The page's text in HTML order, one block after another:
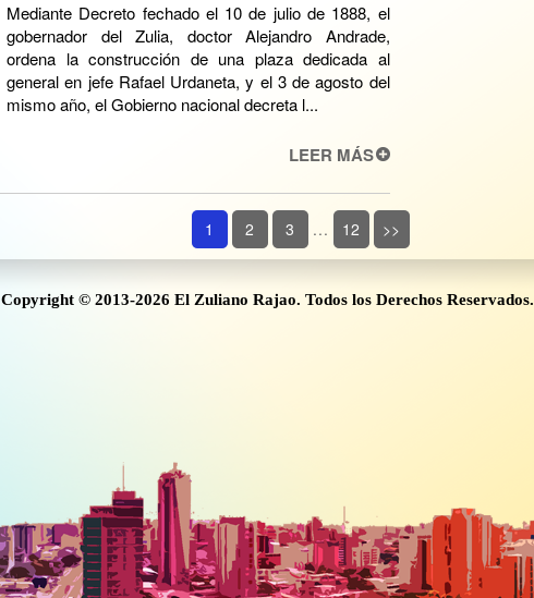
Mediante Decreto fechado el 10 de julio de 1888, el
gobernador del Zulia, doctor Alejandro Andrade,
ordena la construcción de una plaza dedicada al
general en jefe Rafael Urdaneta, y el 3 de agosto del
mismo año, el Gobierno nacional decreta l...
LEER MÁS
1 2 3 ... 12 >>
Copyright © 2013-2026 El Zuliano Rajao. Todos los Derechos Reservados.